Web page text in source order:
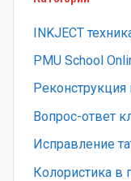
INKJECT
PMU School
Вопрос-ответ
Исправление
Колористика в